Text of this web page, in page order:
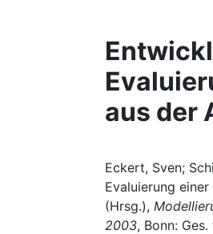
aus der
Eckert, Sven;
Evaluierung
(Hrsg.),
2003, Bonn: